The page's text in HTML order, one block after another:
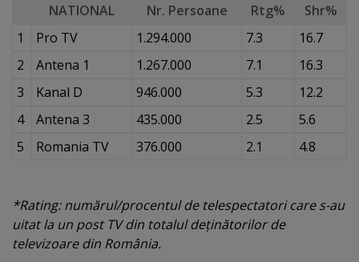
NATIONAL Nr. Persoane Rtg%
Shr%
1
Pro TV 1.294.000 7.3
16.7
2
Antena 1 1.267.000 7.1
16.3
3
Kanal D 946.000 5.3
12.2
4
Antena 3 435.000 2.5
5.6
5
Romania TV 376.000 2.1 4.8
*Rating: numărul/procentul de telespectatori care s-au
uitat la un post TV din totalul deţinătorilor de
televizoare din România.